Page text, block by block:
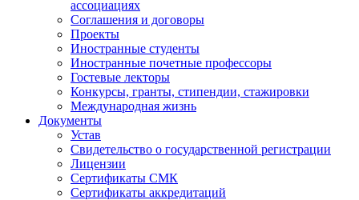
ассоциациях
Соглашения и договоры
Проекты
Иностранные студенты
Иностранные почетные профессоры
Гостевые лекторы
Конкурсы, гранты, стипендии, стажировки
Международная жизнь
Документы
Устав
Свидетельство о государственной регистрации
Лицензии
Сертификаты СМК
Сертификаты аккредитаций